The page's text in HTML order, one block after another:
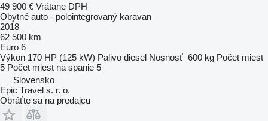
49 900 € Vrátane DPH
Obytné auto - polointegrovaný karavan
2018
62 500 km
Euro 6
Výkon 170 HP (125 kW) Palivo diesel Nosnosť 600 kg Počet miest
5 Počet miest na spanie 5
Slovensko
Epic Travel s. r. o.
Obráťte sa na predajcu